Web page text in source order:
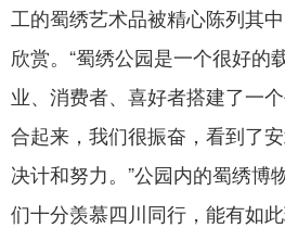
工的蜀绣艺术品被精心陈列其
欣赏。“蜀绣公园是一个很好的
业、消费者、喜好者搭建了一
合起来，我们很振奋，看到了
决计和努力。”公园内的蜀绣博
们十分羡慕四川同行，能有如